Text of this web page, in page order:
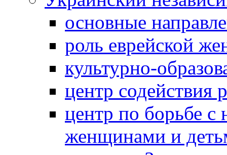
основные
роль еврейской
культурно-
центр содействия
центр по борьбе с
женщинами и